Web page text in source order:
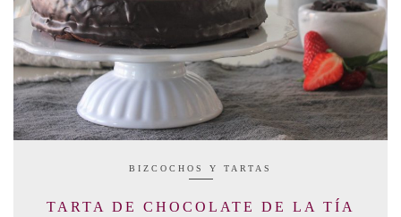
BIZCOCHOS Y TARTAS
TARTA DE CHOCOLATE DE LA TÍA